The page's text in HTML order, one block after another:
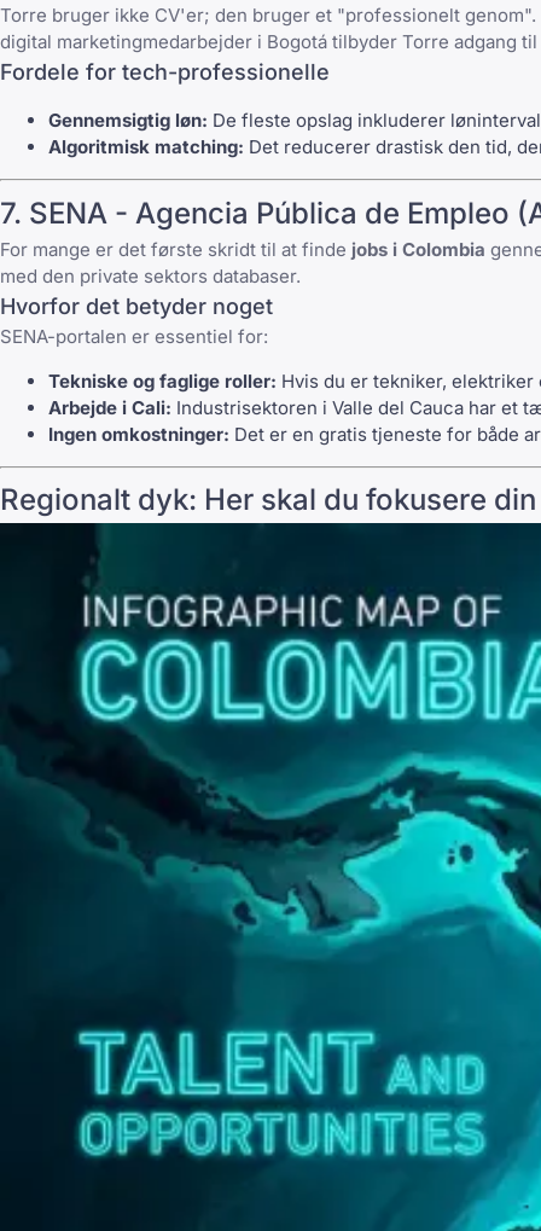
Torre bruger ikke CV'er; den bruger et "professionelt
digital marketingmedarbejder i Bogotá tilbyder Torre adgang til
Fordele for tech-professionelle
Gennemsigtig løn: De fleste opslag inkluderer
Algoritmisk matching: Det reducerer drastisk den tid,
7. SENA - Agencia Pública de Empleo
For mange er det første skridt til at finde jobs i Colombia
med den private sektors databaser.
Hvorfor det betyder noget
SENA-portalen er essentiel for:
Tekniske og faglige roller: Hvis du er tekniker,
Arbejde i Cali: Industrisektoren i Valle del Cauca har et
Ingen omkostninger: Det er en gratis tjeneste for både
Regionalt dyk: Her skal du fokusere